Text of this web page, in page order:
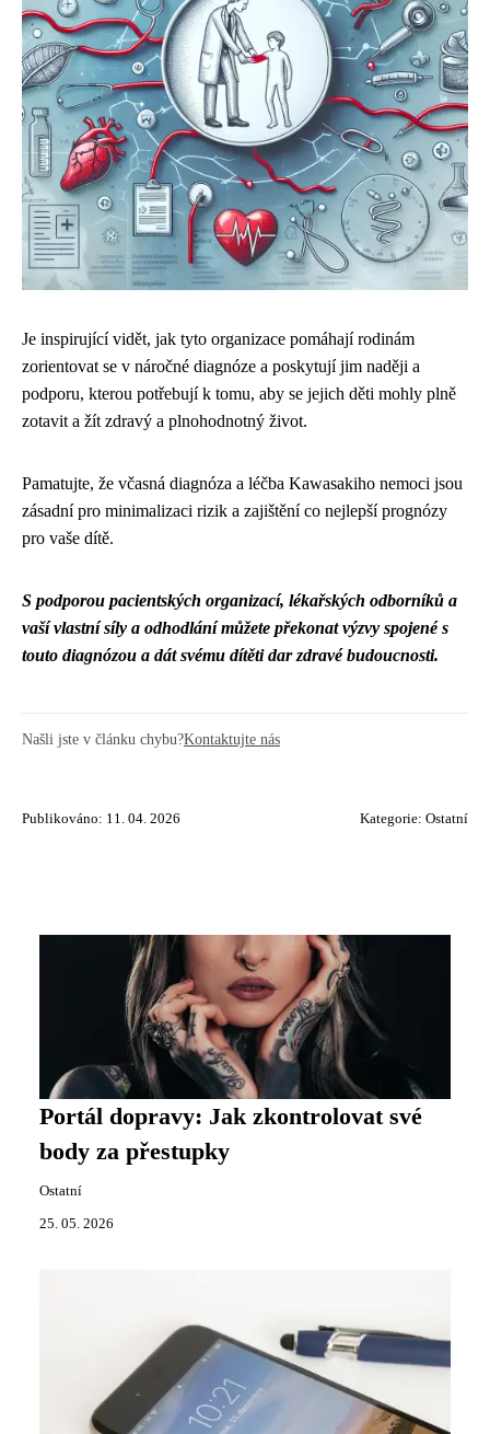
Je inspirující vidět, jak tyto organizace pomáhají rodinám
zorientovat se v náročné diagnóze a poskytují jim naději a
podporu, kterou potřebují k tomu, aby se jejich děti mohly plně
zotavit a žít zdravý a plnohodnotný život.
Pamatujte, že včasná diagnóza a léčba Kawasakiho nemoci jsou
zásadní pro minimalizaci rizik a zajištění co nejlepší prognózy
pro vaše dítě.
S podporou pacientských organizací, lékařských odborníků a
vaší vlastní síly a odhodlání můžete překonat výzvy spojené s
touto diagnózou a dát svému dítěti dar zdravé budoucnosti.
Našli jste v článku chybu?Kontaktujte nás
Publikováno: 11. 04. 2026 Kategorie: Ostatní
Portál dopravy: Jak zkontrolovat své
body za přestupky
Ostatní
25. 05. 2026